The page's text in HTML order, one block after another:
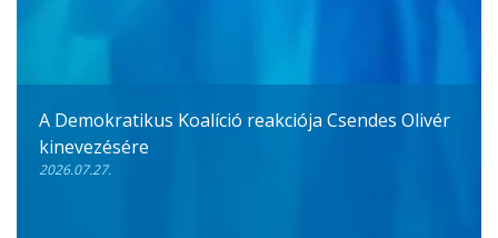
A Demokratikus Koalíció reakciója Csendes Olivér
kinevezésére
2026.07.27.